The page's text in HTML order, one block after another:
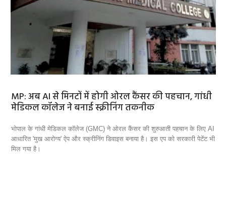
ओरल कैंसर की पहचान, गांधी
तकनीक
ने ओरल कैंसर की शुरुआती पहचान के लिए AI
डिवाइस बनाया है। इस एप को सरकारी पेटेंट भी
मंडिया कॉरपोरेट को सौंपने
सकता है कि मंडी एक्‍ट में बदलाव का हश्र